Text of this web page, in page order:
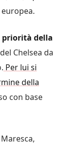
priorità della
Chelsea da
Per lui si
della
con base